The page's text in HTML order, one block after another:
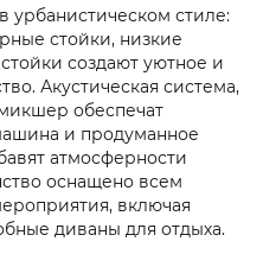
урбанистическом стиле:
стойки, низкие
создают уютное и
Акустическая система,
обеспечат
и продуманное
атмосферности
оснащено всем
включая
диваны для отдыха.